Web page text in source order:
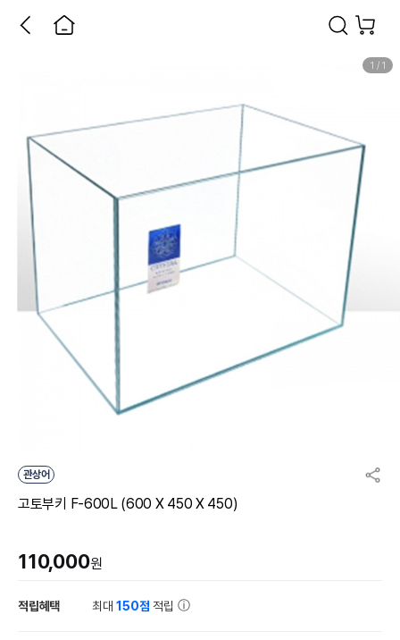
1 / 1
관상어
고토부키 F-600L (600 X 450 X 450)
110,000원
적립혜택 최대150점 적립